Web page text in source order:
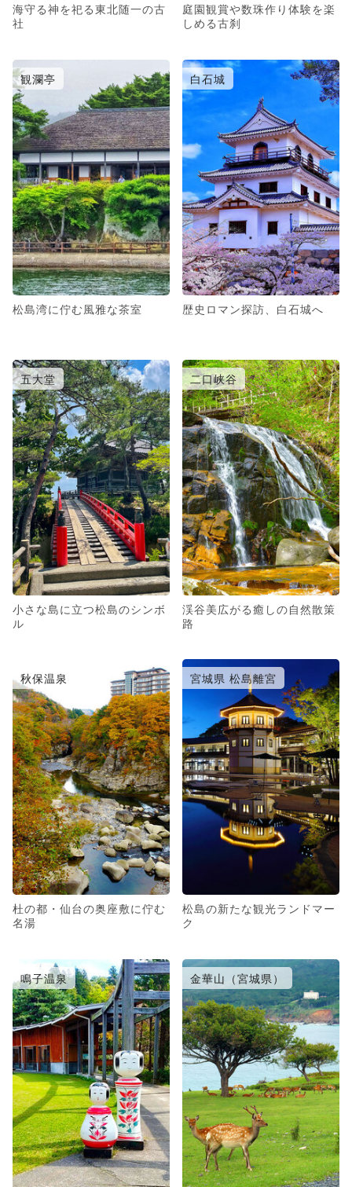
海守る神を祀る東北随一の古
社
庭園観賞や数珠作り体験を楽
しめる古刹
観瀾亭
松島湾に佇む風雅な茶室
白石城
歴史ロマン探訪、白石城へ
五大堂
小さな島に立つ松島のシンボ
ル
二口峡谷
渓谷美広がる癒しの自然散策
路
秋保温泉
杜の都・仙台の奥座敷に佇む
名湯
宮城県 松島離宮
松島の新たな観光ランドマー
ク
鳴子温泉 金華山（宮城県）